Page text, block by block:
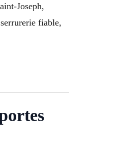
Joseph,
fiable,